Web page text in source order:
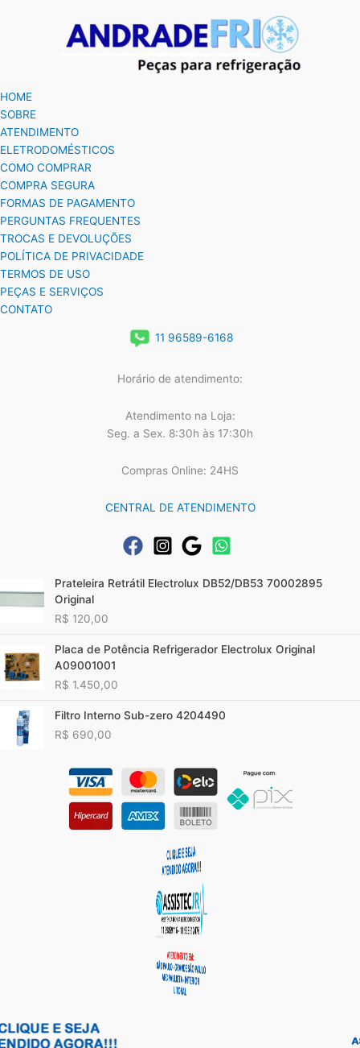
HOME
SOBRE
ATENDIMENTO
ELETRODOMÉSTICOS
COMO COMPRAR
COMPRA SEGURA
FORMAS DE PAGAMENTO
PERGUNTAS FREQUENTES
TROCAS E DEVOLUÇÕES
POLÍTICA DE PRIVACIDADE
TERMOS DE USO
PEÇAS E SERVIÇOS
CONTATO
11 96589-6168
Horário de atendimento:
Atendimento na Loja:
Seg. a Sex. 8:30h às 17:30h
Compras Online: 24HS
CENTRAL DE ATENDIMENTO
Prateleira Retrátil Electrolux DB52/DB53 70002895
Original
R$ 120,00
Placa de Potência Refrigerador Electrolux Original
A09001001
R$ 1.450,00
Filtro Interno Sub-zero 4204490
R$ 690,00